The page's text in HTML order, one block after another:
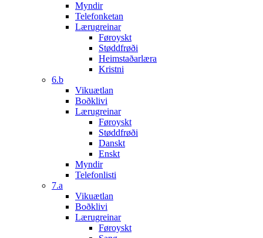
Myndir
Telefonketan
Lærugreinar
Føroyskt
Støddfrøði
Heimstaðarlæra
Kristni
6.b
Vikuætlan
Boðklivi
Lærugreinar
Føroyskt
Støddfrøði
Danskt
Enskt
Myndir
Telefonlisti
7.a
Vikuætlan
Boðklivi
Lærugreinar
Føroyskt